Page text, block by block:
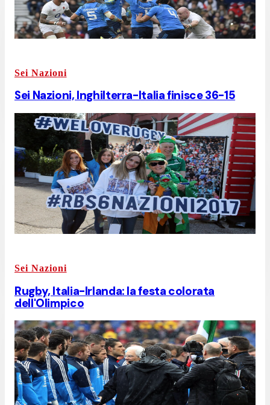
Sei Nazioni
Sei Nazioni, Inghilterra-Italia finisce 36-15
Sei Nazioni
Rugby, Italia-Irlanda: la festa colorata
dell'Olimpico